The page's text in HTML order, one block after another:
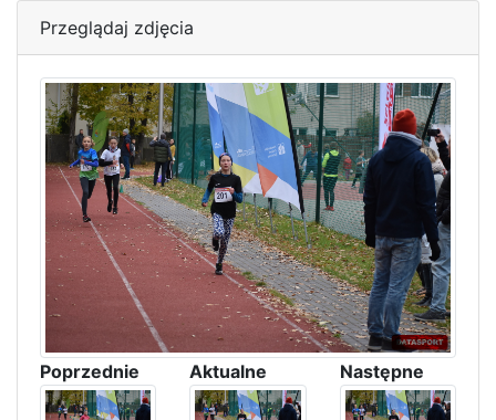
Przeglądaj zdjęcia
Poprzednie Aktualne Następne